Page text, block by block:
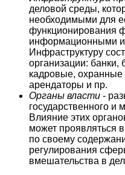
деловой среды,
необходимыми для
функционирования
информационными и
Инфраструктуру
организации:
кадровые, охранные
арендаторы и пр.
Органы власти -
государственного и
Влияние этих
может проявляться
по своему
регулирования
вмешательства в